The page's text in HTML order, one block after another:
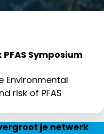
Symposium
Environmental
risk of PFAS
je netwerk